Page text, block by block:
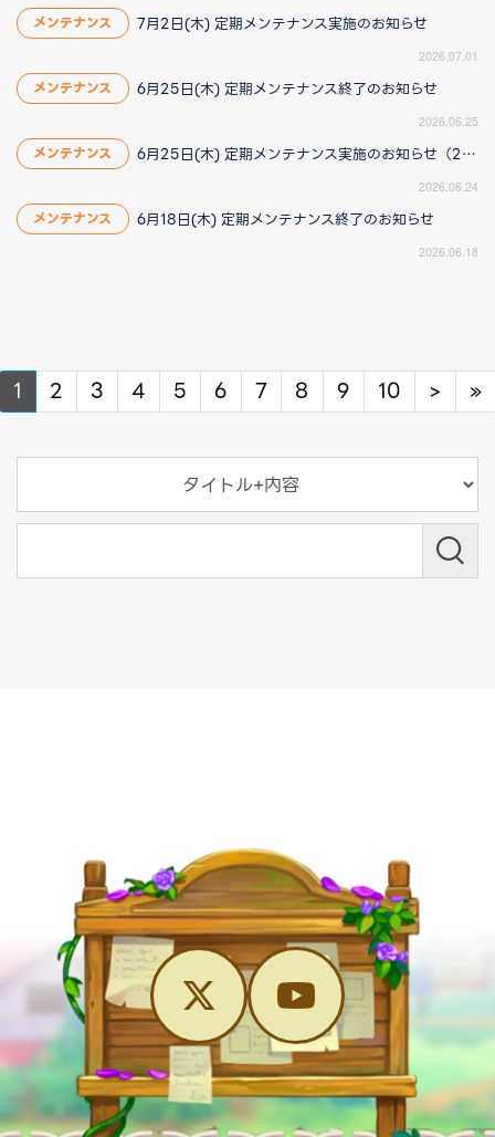
メンテナンス 7月2日(木) 定期メンテナンス実施のお知らせ
2026.07.01
メンテナンス 6月25日(木) 定期メンテナンス終了のお知らせ
2026.06.25
メンテナンス 6月25日(木) 定期メンテナンス実施のお知らせ（2026/6/25 13:40更新）
2026.06.24
メンテナンス 6月18日(木) 定期メンテナンス終了のお知らせ
2026.06.18
1 2 3 4 5 6 7 8 9 10 > Next
»